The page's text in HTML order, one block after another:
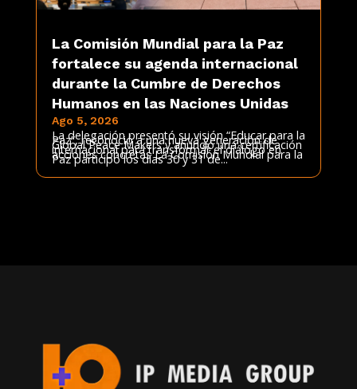
La Comisión Mundial para la Paz
fortalece su agenda internacional
durante la Cumbre de Derechos
Humanos en las Naciones Unidas
Ago 5, 2026
La delegación presentó su visión “Educar para la
Paz”, reconoció a una nueva generación de
Global Peace Makers y anunció una certificación
internacional para transformar el diálogo en
acciones concretas La Comisión Mundial para la
Paz participó los días 30 y 31 de...